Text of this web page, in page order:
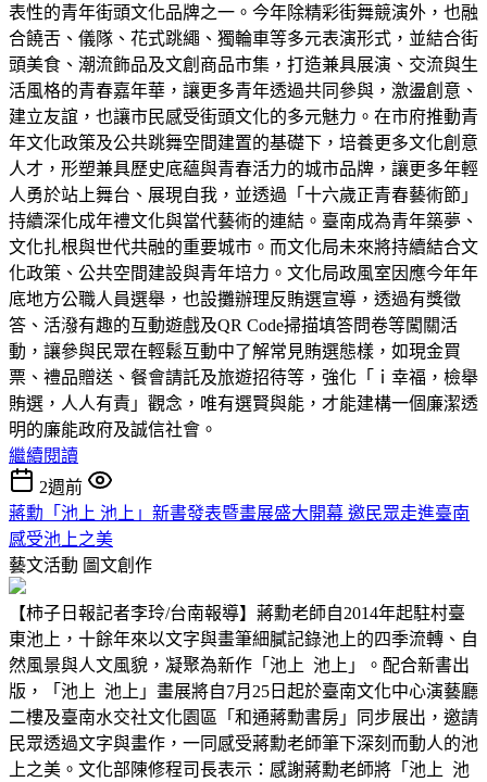
表性的青年街頭文化品牌之一。今年除精彩街舞競演外，也融
合饒舌、儀隊、花式跳繩、獨輪車等多元表演形式，並結合街
頭美食、潮流飾品及文創商品市集，打造兼具展演、交流與生
活風格的青春嘉年華，讓更多青年透過共同參與，激盪創意、
建立友誼，也讓市民感受街頭文化的多元魅力。在市府推動青
年文化政策及公共跳舞空間建置的基礎下，培養更多文化創意
人才，形塑兼具歷史底蘊與青春活力的城市品牌，讓更多年輕
人勇於站上舞台、展現自我，並透過「十六歲正青春藝術節」
持續深化成年禮文化與當代藝術的連結。臺南成為青年築夢、
文化扎根與世代共融的重要城市。而文化局未來將持續結合文
化政策、公共空間建設與青年培力。文化局政風室因應今年年
底地方公職人員選舉，也設攤辦理反賄選宣導，透過有獎徵
答、活潑有趣的互動遊戲及QR Code掃描填答問卷等闖關活
動，讓參與民眾在輕鬆互動中了解常見賄選態樣，如現金買
票、禮品贈送、餐會請託及旅遊招待等，強化「ｉ幸福，檢舉
賄選，人人有責」觀念，唯有選賢與能，才能建構一個廉潔透
明的廉能政府及誠信社會。
繼續閱讀
2週前
蔣勳「池上 池上」新書發表暨畫展盛大開幕 邀民眾走進臺南
感受池上之美
藝文活動 圖文創作
【柿子日報記者李玲/台南報導】蔣勳老師自2014年起駐村臺
東池上，十餘年來以文字與畫筆細膩記錄池上的四季流轉、自
然風景與人文風貌，凝聚為新作「池上 池上」。配合新書出
版，「池上 池上」畫展將自7月25日起於臺南文化中心演藝廳
二樓及臺南水交社文化園區「和通蔣勳書房」同步展出，邀請
民眾透過文字與畫作，一同感受蔣勳老師筆下深刻而動人的池
上之美。文化部陳修程司長表示：感謝蔣勳老師將「池上 池